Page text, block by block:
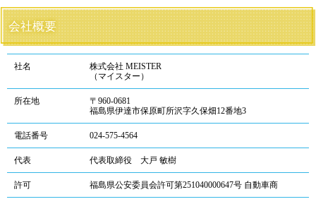
会社概要
社名
株式会社 MEISTER
（マイスター）
所在地
〒960-0681
福島県伊達市保原町所沢字久保畑12番地3
電話番号 024-575-4564
代表 代表取締役 大戸 敏樹
許可 福島県公安委員会許可第251040000647号 自動車商